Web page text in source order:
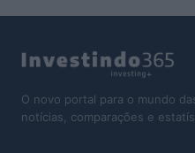
O novo portal para o mundo
notícias, comparações e